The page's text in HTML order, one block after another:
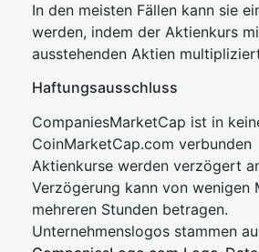
In den meisten Fällen kann sie
werden, indem der Aktienkurs
ausstehenden Aktien
Haftungsausschluss
CompaniesMarketCap ist in
CoinMarketCap.com verbunden
Aktienkurse werden verzögert
Verzögerung kann von wenigen
mehreren Stunden betragen.
Unternehmenslogos stammen